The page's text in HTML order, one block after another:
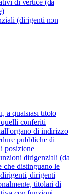
di vertice (da
(dirigenti non
a qualsiasi titolo
conferiti
di indirizzo
pubbliche di
posizione
dirigenziali (da
che distinguano le
dirigenti
titolari di